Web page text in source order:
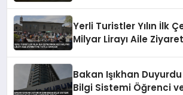
Yerli Turistler Yılın İlk
Milyar Lirayı Aile
Bakan Işıkhan
Bilgi Sistemi Öğrenci